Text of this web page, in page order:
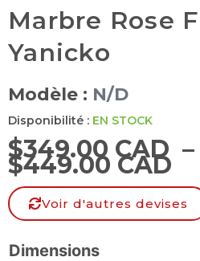
Marbre Rose
Yanicko
Modèle : N/D
Disponibilité : EN STOCK
$349.00 CAD –
$449.00 CAD
Voir d'autres devises
Dimensions